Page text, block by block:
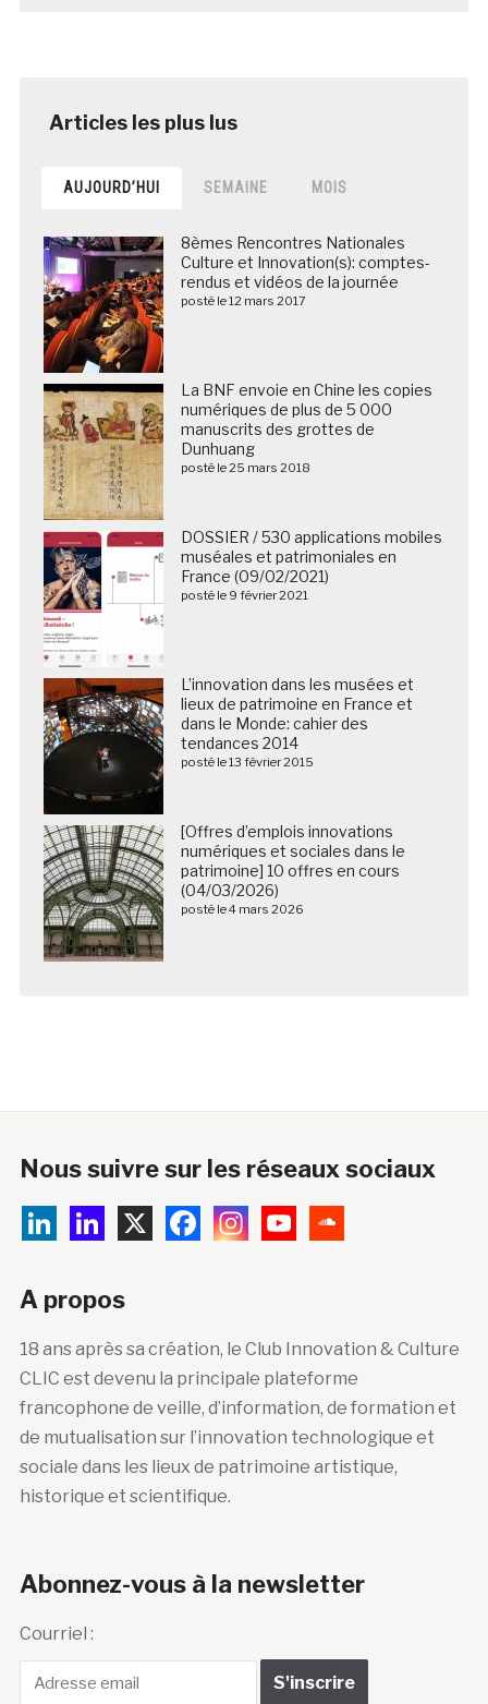
AUJOURD’HUI SEMAINE MOIS
8èmes Rencontres Nationales
Culture et Innovation(s): comptes-
rendus et vidéos de la journée
posté le 12 mars 2017
La BNF envoie en Chine les copies
numériques de plus de 5 000
manuscrits des grottes de
Dunhuang
posté le 25 mars 2018
DOSSIER / 530 applications mobiles
muséales et patrimoniales en
France (09/02/2021)
posté le 9 février 2021
L’innovation dans les musées et
lieux de patrimoine en France et
dans le Monde: cahier des
tendances 2014
posté le 13 février 2015
[Offres d’emplois innovations
numériques et sociales dans le
patrimoine] 10 offres en cours
(04/03/2026)
posté le 4 mars 2026
Nous suivre sur les réseaux sociaux
A propos
18 ans après sa création, le Club Innovation & Culture
CLIC est devenu la principale plateforme
francophone de veille, d’information, de formation et
de mutualisation sur l’innovation technologique et
sociale dans les lieux de patrimoine artistique,
historique et scientifique.
Abonnez-vous à la newsletter
Courriel :